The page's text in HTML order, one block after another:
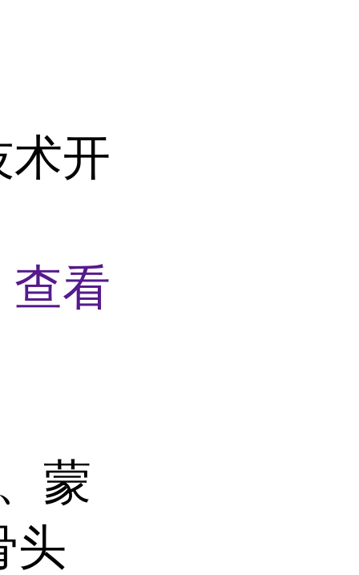
术开
查看
蒙
头